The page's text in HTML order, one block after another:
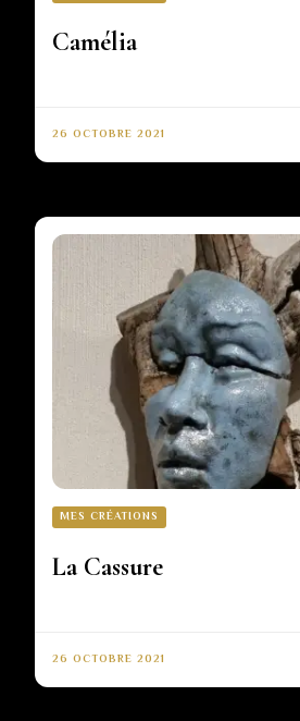
Camélia
26 OCTOBRE 2021
MES CRÉATIONS
La Cassure
26 OCTOBRE 2021